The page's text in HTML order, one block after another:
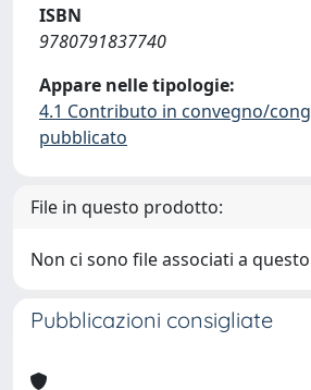
ISBN
9780791837740
Appare nelle tipologie:
4.1 Contributo in convegno/
pubblicato
File in questo prodotto:
Non ci sono file associati a
Pubblicazioni consigliate